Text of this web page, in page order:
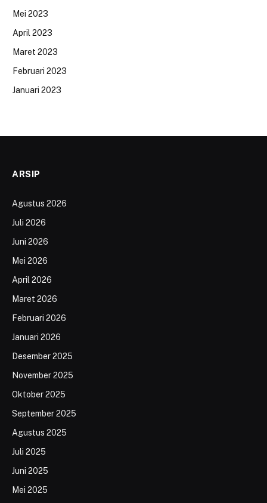
Mei 2023
April 2023
Maret 2023
Februari 2023
Januari 2023
ARSIP
Agustus 2026
Juli 2026
Juni 2026
Mei 2026
April 2026
Maret 2026
Februari 2026
Januari 2026
Desember 2025
November 2025
Oktober 2025
September 2025
Agustus 2025
Juli 2025
Juni 2025
Mei 2025